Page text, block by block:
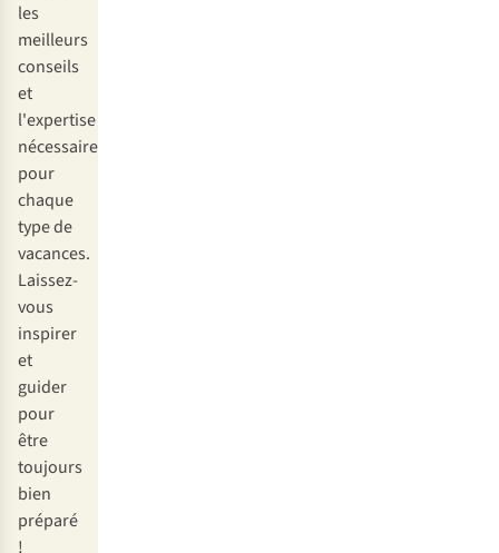
les
meilleurs
conseils
et
l'expertise
nécessaire
pour
chaque
type de
vacances.
Laissez-
vous
inspirer
et
guider
pour
être
toujours
bien
préparé
!